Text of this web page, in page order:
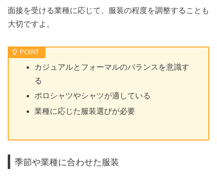
面接を受ける業種に応じて、服装の程度を調整することも
大切ですよ。
カジュアルとフォーマルのバランスを意識す
る
ポロシャツやシャツが適している
業種に応じた服装選びが必要
季節や業種に合わせた服装